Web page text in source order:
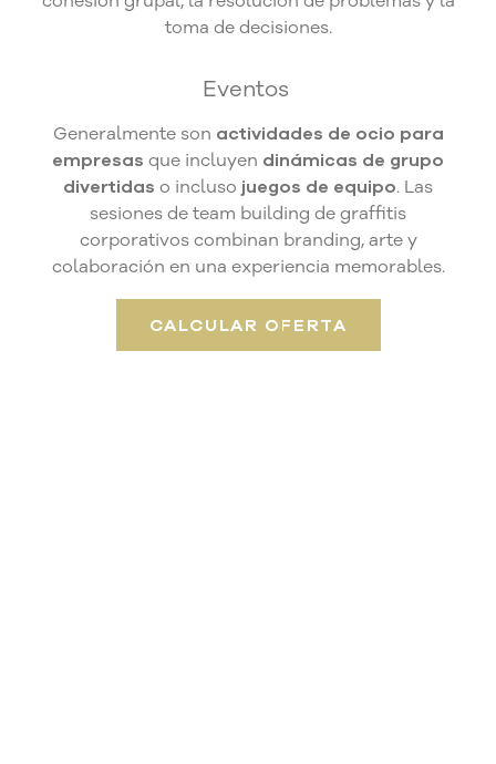
toma de decisiones.
Eventos
Generalmente son actividades de ocio para
empresas que incluyen dinámicas de grupo
divertidas o incluso juegos de equipo. Las
sesiones de team building de graffitis
corporativos combinan branding, arte y
colaboración en una experiencia memorables.
CALCULAR OFERTA